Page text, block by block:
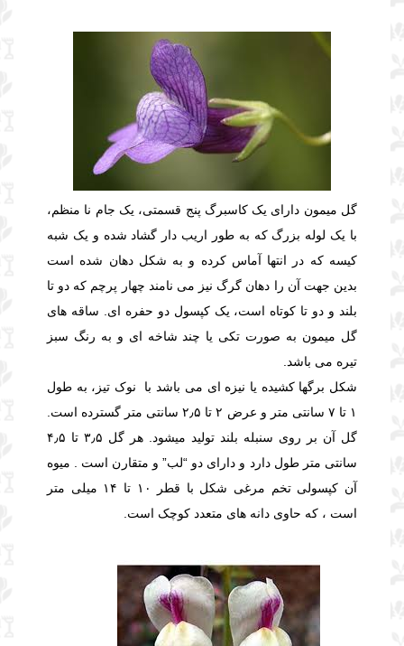
گل میمون دارای یک کاسبرگ پنج قسمتی، یک جام نا منظم،
با یک لوله بزرگ که به طور اریب دار گشاد شده و یک شبه
کیسه که در انتها آماس کرده و به شکل دهان شده است
بدین جهت آن را دهان گرگ نیز می نامند چهار پرچم که دو تا
بلند و دو تا کوتاه است، یک کپسول دو حفره ای. ساقه های
گل میمون به صورت تکی یا چند شاخه ای و به رنگ سبز
تیره می باشد.
شکل برگها کشیده یا نیزه ای می باشد با نوک تیز، به طول
۱ تا ۷ سانتی متر و عرض ۲ تا ۲٫۵ سانتی متر گسترده است.
گل آن بر روی سنبله بلند تولید میشود. هر گل ۳٫۵ تا ۴٫۵
سانتی متر طول دارد و دارای دو “لب” و متقارن است . میوه
آن کپسولی تخم مرغی شکل با قطر ۱۰ تا ۱۴ میلی متر
است ، که حاوی دانه های متعدد کوچک است.